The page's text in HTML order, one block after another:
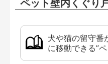
ペット壁内くぐり
犬や猫の留守番
に移動できる”